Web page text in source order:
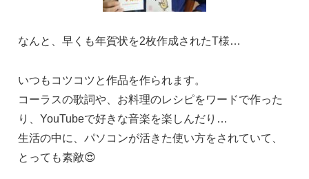
なんと、早くも年賀状を2枚作成されたT様…
いつもコツコツと作品を作られます。
コーラスの歌詞や、お料理のレシピをワードで作った
り、YouTubeで好きな音楽を楽しんだり…
生活の中に、パソコンが活きた使い方をされていて、
とっても素敵😍